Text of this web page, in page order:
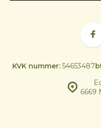
6669
KVK nummer:54653487